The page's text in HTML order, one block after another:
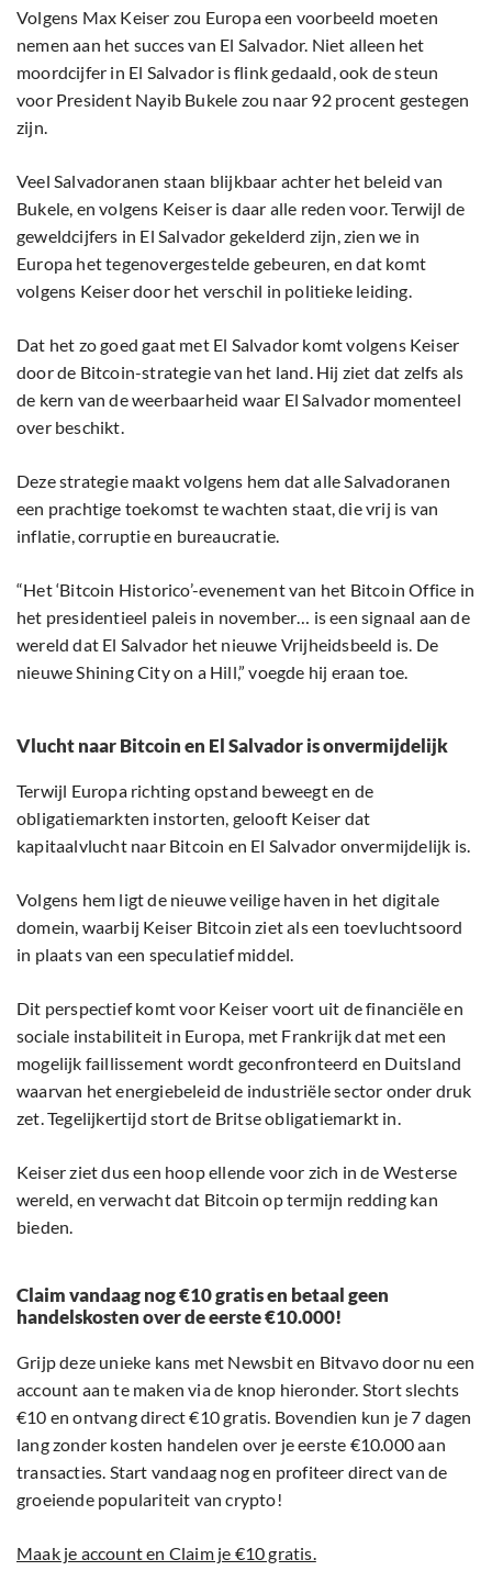
Volgens Max Keiser zou Europa een voorbeeld moeten
nemen aan het succes van El Salvador. Niet alleen het
moordcijfer in El Salvador is flink gedaald, ook de steun
voor President Nayib Bukele zou naar 92 procent gestegen
zijn.
Veel Salvadoranen staan blijkbaar achter het beleid van
Bukele, en volgens Keiser is daar alle reden voor. Terwijl de
geweldcijfers in El Salvador gekelderd zijn, zien we in
Europa het tegenovergestelde gebeuren, en dat komt
volgens Keiser door het verschil in politieke leiding.
Dat het zo goed gaat met El Salvador komt volgens Keiser
door de Bitcoin-strategie van het land. Hij ziet dat zelfs als
de kern van de weerbaarheid waar El Salvador momenteel
over beschikt.
Deze strategie maakt volgens hem dat alle Salvadoranen
een prachtige toekomst te wachten staat, die vrij is van
inflatie, corruptie en bureaucratie.
“Het ‘Bitcoin Historico’-evenement van het Bitcoin Office in
het presidentieel paleis in november… is een signaal aan de
wereld dat El Salvador het nieuwe Vrijheidsbeeld is. De
nieuwe Shining City on a Hill,” voegde hij eraan toe.
Vlucht naar Bitcoin en El Salvador is onvermijdelijk
Terwijl Europa richting opstand beweegt en de
obligatiemarkten instorten, gelooft Keiser dat
kapitaalvlucht naar Bitcoin en El Salvador onvermijdelijk is.
Volgens hem ligt de nieuwe veilige haven in het digitale
domein, waarbij Keiser Bitcoin ziet als een toevluchtsoord
in plaats van een speculatief middel.
Dit perspectief komt voor Keiser voort uit de financiële en
sociale instabiliteit in Europa, met Frankrijk dat met een
mogelijk faillissement wordt geconfronteerd en Duitsland
waarvan het energiebeleid de industriële sector onder druk
zet. Tegelijkertijd stort de Britse obligatiemarkt in.
Keiser ziet dus een hoop ellende voor zich in de Westerse
wereld, en verwacht dat Bitcoin op termijn redding kan
bieden.
Claim vandaag nog €10 gratis en betaal geen
handelskosten over de eerste €10.000!
Grijp deze unieke kans met Newsbit en Bitvavo door nu een
account aan te maken via de knop hieronder. Stort slechts
€10 en ontvang direct €10 gratis. Bovendien kun je 7 dagen
lang zonder kosten handelen over je eerste €10.000 aan
transacties. Start vandaag nog en profiteer direct van de
groeiende populariteit van crypto!
Maak je account en Claim je €10 gratis.